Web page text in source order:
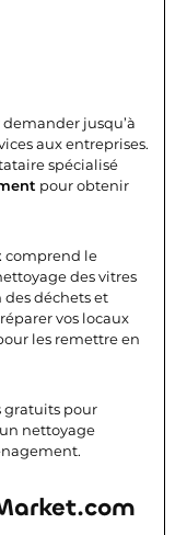
jusqu’à
aux entreprises.
spécialisé
pour obtenir
comprend le
des vitres
des déchets et
vos locaux
les remettre en
gratuits pour
nettoyage